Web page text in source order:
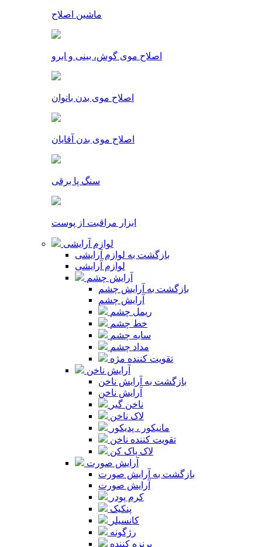
ماشین اصلاح
اصلاح موی گوش، بینی و ابرو
اصلاح موی بدن بانوان
اصلاح موی بدن آقایان
سنگ پا برقی
ابزار مراقبت از پوست
لوازم آرایشی
بازگشت به لوازم آرایشی
لوازم آرایشی
آرایش چشم
بازگشت به آرایش چشم
آرایش چشم
ریمل چشم
خط چشم
سایه چشم
مداد چشم
تقویت کننده مژه
آرایش ناخن
بازگشت به آرایش ناخن
آرایش ناخن
ناخن گیر
لاک ناخن
مانیکور ، پدیکور
تقویت کننده ناخن
لاک پاک کن
آرایش صورت
بازگشت به آرایش صورت
آرایش صورت
کرم پودر
پنکیک
کانسیلر
رژگونه
برنزه کننده